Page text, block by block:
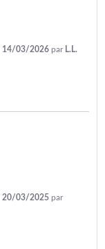
14/03/2026 par L.L.
20/03/2025 par